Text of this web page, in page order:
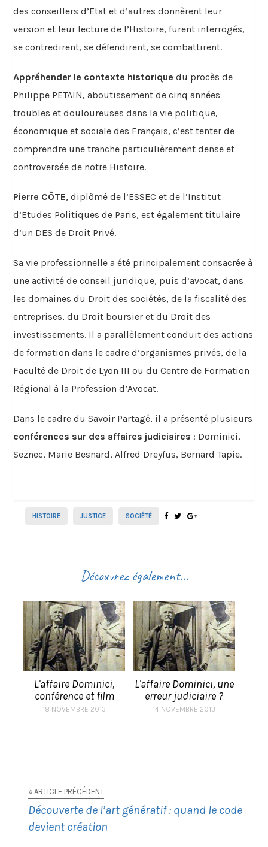
des conseillers d’Etat et d’autres donnèrent leur
version et leur lecture de l’Histoire, furent interrogés,
se contredirent, se défendirent, se combattirent.
Appréhender le contexte historique du procès de
Philippe PETAIN, aboutissement de cinq années
troubles et douloureuses dans la vie politique,
économique et sociale des Français, c’est tenter de
comprendre une tranche particulièrement dense et
controversée de notre Histoire.
Pierre CÔTE, diplômé de l’ESSEC et de l’Institut
d’Etudes Politiques de Paris, est également titulaire
d’un DES de Droit Privé.
Sa vie professionnelle a été principalement consacrée à
une activité de conseil juridique, puis d’avocat, dans
les domaines du Droit des sociétés, de la fiscalité des
entreprises, du Droit boursier et du Droit des
investissements. Il a parallèlement conduit des actions
de formation dans le cadre d’organismes privés, de la
Faculté de Droit de Lyon III ou du Centre de Formation
Régional à la Profession d’Avocat.
Dans le cadre du Savoir Partagé, il a présenté plusieurs
conférences sur des affaires judiciaires : Dominici,
Seznec, Marie Besnard, Alfred Dreyfus, Bernard Tapie.
HISTOIRE JUSTICE SOCIÉTÉ
Découvrez également...
L'affaire Dominici,
conférence et film
18 NOVEMBRE 2013
L'affaire Dominici, une
erreur judiciaire ?
14 NOVEMBRE 2013
« ARTICLE PRÉCÉDENT
Découverte de l’art génératif : quand le code
devient création